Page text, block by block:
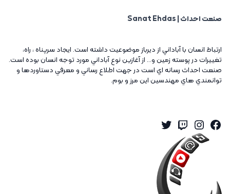
صنعت احداث | Sanat Ehdas
ارتباط انسان با آباداني از ديرباز موضوعيت داشته است. ايجاد سرپناه ، راه،
تغييرات در پوسته زمين و... از آغازين نوع آباداني مورد توجه انسان بوده است.
صنعت احداث رسانه اي است در جهت اطلاع رساني و معرفي دستاوردها و
توانمندي هاي مهندسين اين مرز و بوم.
Facebook
Instagram
Twitch
Twitter